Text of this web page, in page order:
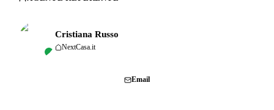
Cristiana Russo
NextCasa.it
Email